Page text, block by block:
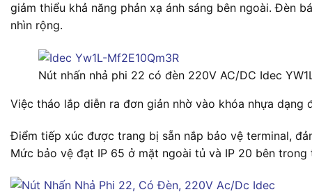
giảm thiểu khả năng phản xạ ánh sáng bên ngoài. Đèn
nhìn rộng.
Nút nhấn nhả phi 22 có đèn 220V AC/DC Idec
Việc tháo lắp diễn ra đơn giản nhờ vào khóa nhựa dạng
Điểm tiếp xúc được trang bị sẵn nắp bảo vệ terminal,
Mức bảo vệ đạt IP 65 ở mặt ngoài tủ và IP 20 bên trong